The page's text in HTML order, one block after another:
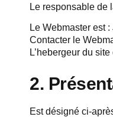
Le responsable de
Le Webmaster est
Contacter le
L’hebergeur du
2.
Est désigné ci-